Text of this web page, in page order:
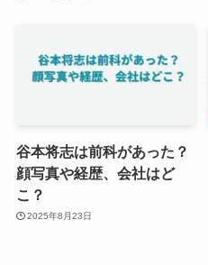
谷本将志は前科があった？
顔写真や経歴、会社はど
こ？
2025年8月23日